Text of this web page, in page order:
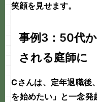
笑顔を見せます。
事例3：50代
される庭師に
Cさんは、定年退職後
を始めたい」と一念